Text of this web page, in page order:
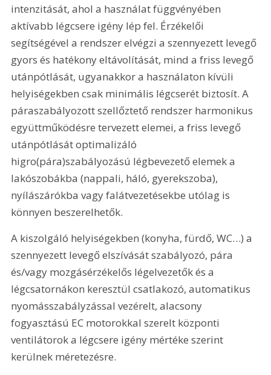
intenzitását, ahol a használat függvényében
aktívabb légcsere igény lép fel. Érzékelői
segítségével a rendszer elvégzi a szennyezett levegő
gyors és hatékony eltávolítását, mind a friss levegő
utánpótlását, ugyanakkor a használaton kívüli
helyiségekben csak minimális légcserét biztosít. A
páraszabályozott szellőztető rendszer harmonikus
együttműködésre tervezett elemei, a friss levegő
utánpótlását optimalizáló
higro(pára)szabályozású légbevezető elemek a
lakószobákba (nappali, háló, gyerekszoba),
nyílászárókba vagy falátvezetésekbe utólag is
könnyen beszerelhetők.
A kiszolgáló helyiségekben (konyha, fürdő, WC…) a
szennyezett levegő elszívását szabályozó, pára
és/vagy mozgásérzékelős légelvezetők és a
légcsatornákon keresztül csatlakozó, automatikus
nyomásszabályzással vezérelt, alacsony
fogyasztású EC motorokkal szerelt központi
ventilátorok a légcsere igény mértéke szerint
kerülnek méretezésre.